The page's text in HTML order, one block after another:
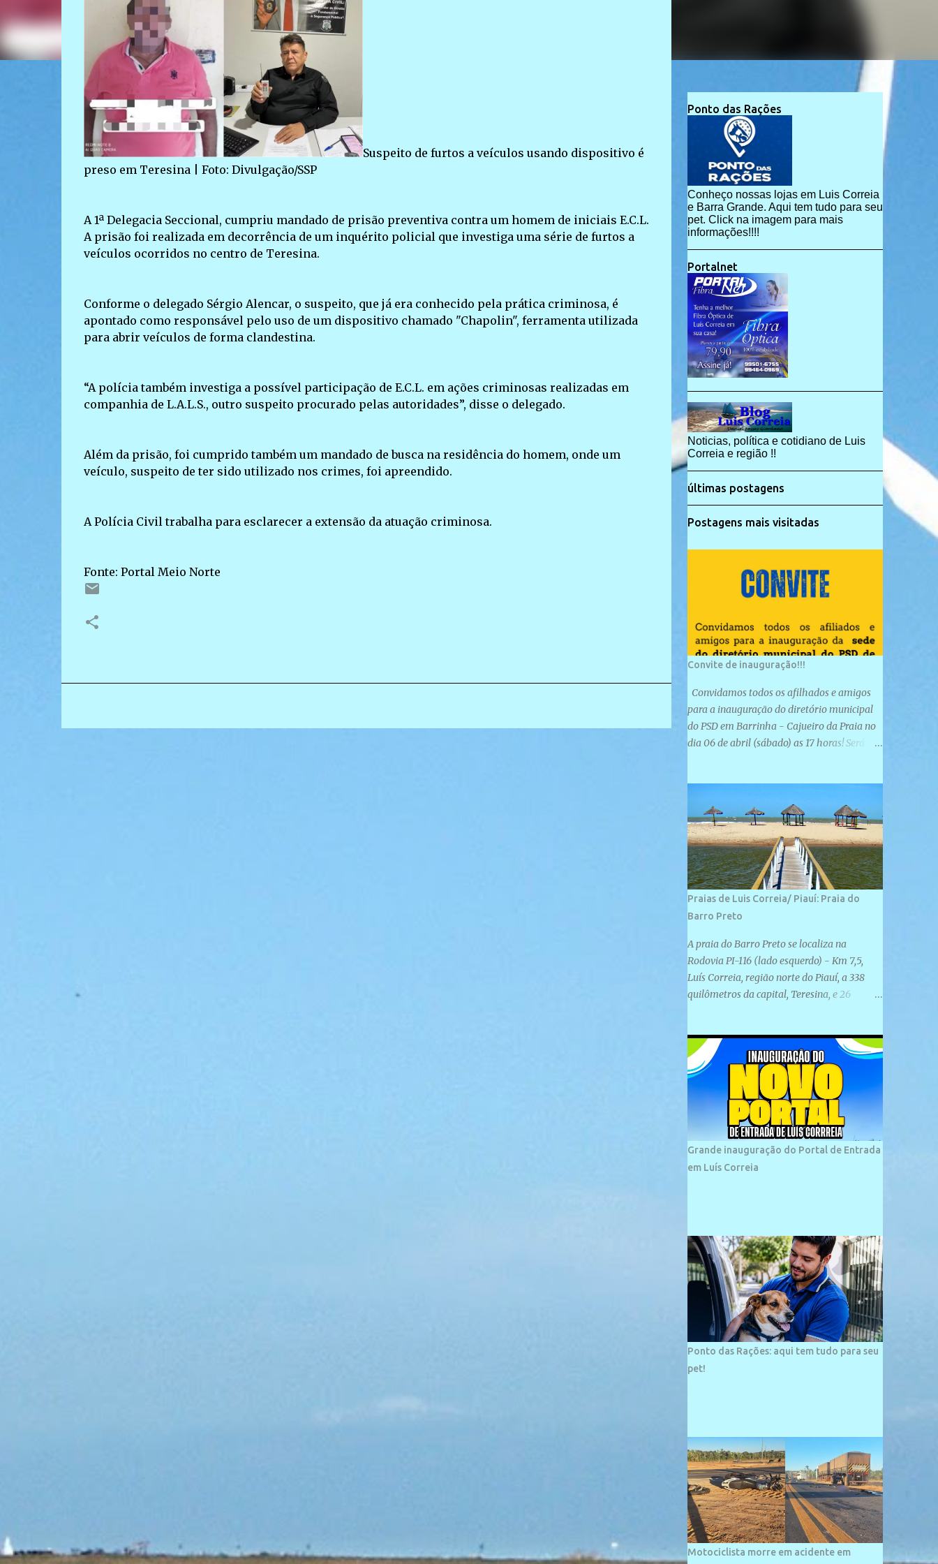
Suspeito de furtos a veículos usando dispositivo é
preso em Teresina | Foto: Divulgação/SSP
A 1ª Delegacia Seccional, cumpriu mandado de prisão preventiva contra um homem de iniciais E.C.L.
A prisão foi realizada em decorrência de um inquérito policial que investiga uma série de furtos a
veículos ocorridos no centro de Teresina.
Conforme o delegado Sérgio Alencar, o suspeito, que já era conhecido pela prática criminosa, é
apontado como responsável pelo uso de um dispositivo chamado "Chapolin", ferramenta utilizada
para abrir veículos de forma clandestina.
“A polícia também investiga a possível participação de E.C.L. em ações criminosas realizadas em
companhia de L.A.L.S., outro suspeito procurado pelas autoridades”, disse o delegado.
Além da prisão, foi cumprido também um mandado de busca na residência do homem, onde um
veículo, suspeito de ter sido utilizado nos crimes, foi apreendido.
A Polícia Civil trabalha para esclarecer a extensão da atuação criminosa.
Fonte: Portal Meio Norte
Ponto das Rações
Conheço nossas lojas em Luis Correia
e Barra Grande. Aqui tem tudo para seu
pet. Click na imagem para mais
informações!!!!
Portalnet
Noticias, política e cotidiano de Luis
Correia e região !!
últimas postagens
Postagens mais visitadas
Convite de inauguração!!!
Convidamos todos os afilhados e amigos
para a inauguração do diretório municipal
do PSD em Barrinha - Cajueiro da Praia no
dia 06 de abril (sábado) as 17 horas! Será
localizada na Rua São José, 98 Barrinha -
Cajueiro da Praia.
Praias de Luis Correia/ Piauí: Praia do
Barro Preto
A praia do Barro Preto se localiza na
Rodovia PI-116 (lado esquerdo) - Km 7,5,
Luís Correia, região norte do Piauí, a 338
quilômetros da capital, Teresina, e 26
plana e retilínea na maior parte de sua
extensão, chegando a mais ou menos a 1,5
km de paisagens exuberantes. Possui ondas
suaves devido ao extensivo molhe de pedras
que não chegam a 2 metros de altura, não
apresentando dunas em seu espaço
geográfico. Não se sabe ao certo porque a
praia leva esse nome, e muitas das suas
vizinhos. O bairro onde se localiza a praia é
palco de amplos investimentos e projetos
grandiosos como hotéis, pousadas e
residências de veraneio de grande porte. O
maior empreendimento fixado nessa área é
o SESC Praia, inaugurado em 12 de julho de
1996. Com arquitetura moderna,...
Grande inauguração do Portal de Entrada
em Luís Correia
Ponto das Rações: aqui tem tudo para seu
pet!
Motociclista morre em acidente em